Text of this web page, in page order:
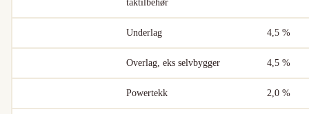
taktilbehør
Underlag 4,5 %
Overlag, eks selvbygger 4,5 %
Powertekk 2,0 %